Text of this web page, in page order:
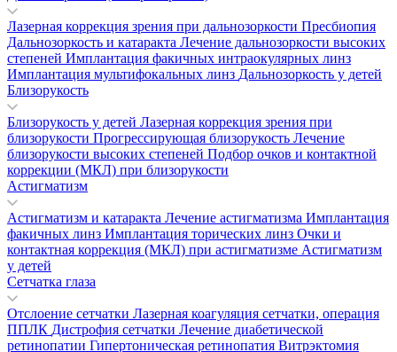
Лазерная коррекция зрения при дальнозоркости Пресбиопия
Дальнозоркость и катаракта Лечение дальнозоркости высоких
степеней Имплантация факичных интраокулярных линз
Имплантация мультифокальных линз Дальнозоркость у детей
Близорукость
Близорукость у детей Лазерная коррекция зрения при
близорукости Прогрессирующая близорукость Лечение
близорукости высоких степеней Подбор очков и контактной
коррекции (МКЛ) при близорукости
Астигматизм
Астигматизм и катаракта Лечение астигматизма Имплантация
факичных линз Имплантация торических линз Очки и
контактная коррекция (МКЛ) при астигматизме Астигматизм
у детей
Сетчатка глаза
Отслоение сетчатки Лазерная коагуляция сетчатки, операция
ППЛК Дистрофия сетчатки Лечение диабетической
ретинопатии Гипертоническая ретинопатия Витрэктомия